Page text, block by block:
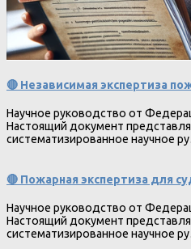
🔴 Независимая экспертиза
Научное руководство от
Настоящий документ
систематизированное научное
🔴 Пожарная экспертиза для
Научное руководство от
Настоящий документ
систематизированное научное